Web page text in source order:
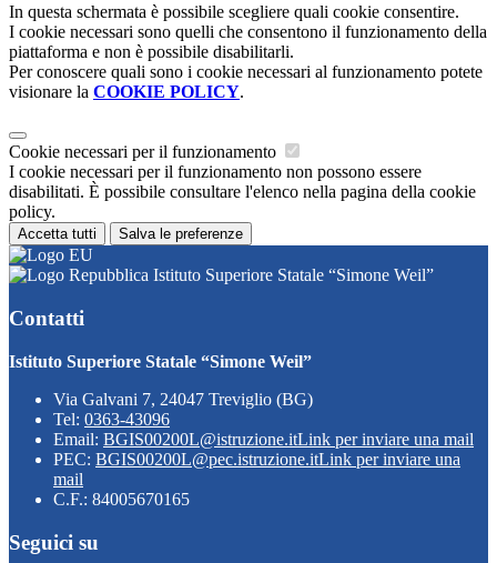
In questa schermata è possibile scegliere quali cookie consentire.
I cookie necessari sono quelli che consentono il funzionamento della
piattaforma e non è possibile disabilitarli.
Per conoscere quali sono i cookie necessari al funzionamento potete
visionare la COOKIE POLICY.
Cookie necessari per il funzionamento
I cookie necessari per il funzionamento non possono essere
disabilitati. È possibile consultare l'elenco nella pagina della cookie
policy.
Accetta tutti Salva le preferenze
Istituto Superiore Statale “Simone Weil”
Contatti
Istituto Superiore Statale “Simone Weil”
Via Galvani 7, 24047 Treviglio (BG)
Tel: 0363-43096
Email: BGIS00200L@istruzione.itLink per inviare una mail
PEC: BGIS00200L@pec.istruzione.itLink per inviare una
mail
C.F.: 84005670165
Seguici su